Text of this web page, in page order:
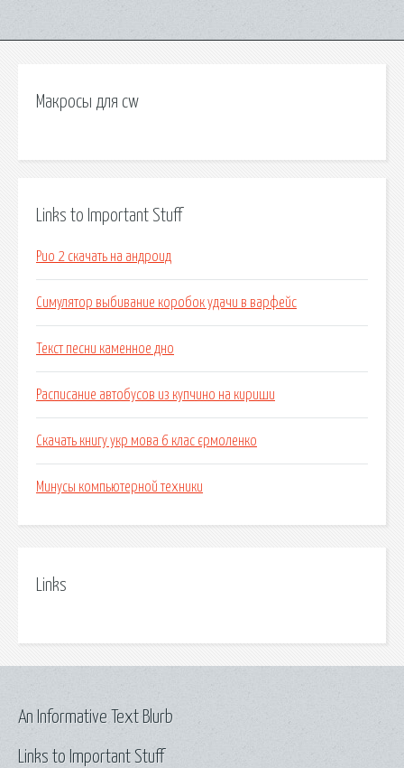
Макросы для cw
Links to Important Stuff
Рио 2 скачать на андроид
Симулятор выбивание коробок удачи в варфейс
Текст песни каменное дно
Расписание автобусов из купчино на кириши
Скачать книгу укр мова 6 клас єрмоленко
Минусы компьютерной техники
Links
Links to Important Stuff
An Informative Text Blurb